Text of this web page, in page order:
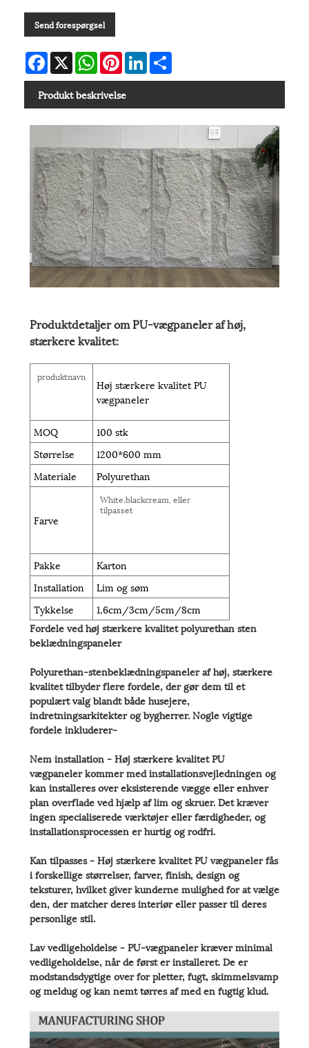
Send forespørgsel
Facebook
X WhatsAppPinterestLinkedIn
Produkt beskrivelse
Produktdetaljer om PU-vægpaneler af høj,
stærkere kvalitet:
produktnavn
Høj stærkere kvalitet PU
vægpaneler
MOQ
100 stk
Størrelse
1200*600 mm
Materiale
Polyurethan
Farve
White.blackcream, eller
tilpasset
Pakke
Karton
Installation
Lim og søm
Tykkelse
1,6cm/3cm/5cm/8cm
Fordele ved høj stærkere kvalitet polyurethan sten
beklædningspaneler
Polyurethan-stenbeklædningspaneler af høj, stærkere
kvalitet tilbyder flere fordele, der gør dem til et
populært valg blandt både husejere,
indretningsarkitekter og bygherrer. Nogle vigtige
fordele inkluderer-
Nem installation - Høj stærkere kvalitet PU
vægpaneler kommer med installationsvejledningen og
kan installeres over eksisterende vægge eller enhver
plan overflade ved hjælp af lim og skruer. Det kræver
ingen specialiserede værktøjer eller færdigheder, og
installationsprocessen er hurtig og rodfri.
Kan tilpasses - Høj stærkere kvalitet PU vægpaneler fås
i forskellige størrelser, farver, finish, design og
teksturer, hvilket giver kunderne mulighed for at vælge
den, der matcher deres interiør eller passer til deres
personlige stil.
Lav vedligeholdelse - PU-vægpaneler kræver minimal
vedligeholdelse, når de først er installeret. De er
modstandsdygtige over for pletter, fugt, skimmelsvamp
og meldug og kan nemt tørres af med en fugtig klud.